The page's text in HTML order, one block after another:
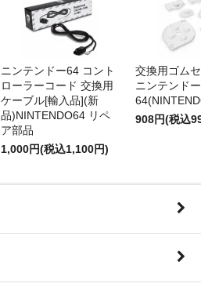
ニンテンドー64 コント
ローラーコード 交換用
ケーブル[輸入品](新
品)NINTENDO64 リペ
ア部品
1,000円(税込1,100円)
交換用ゴム
ニンテンドー
908円(税込